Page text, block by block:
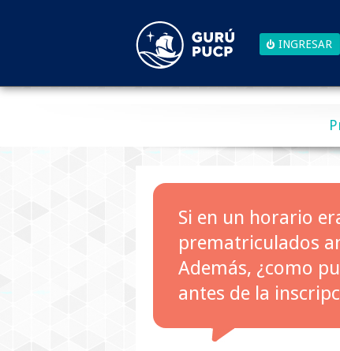
Si en un horario
prematriculados
Además, ¿como
antes de la